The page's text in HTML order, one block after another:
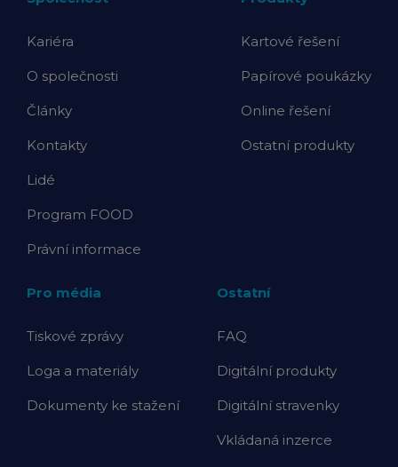
Kariéra
O společnosti
Články
Kontakty
Lidé
Program FOOD
Právní informace
Kartové řešení
Papírové poukázky
Online řešení
Ostatní produkty
Pro média
Tiskové zprávy
Loga a materiály
Dokumenty ke stažení
Ostatní
FAQ
Digitální produkty
Digitální stravenky
Vkládaná inzerce